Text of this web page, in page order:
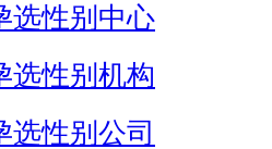
选性别中心
选性别机构
选性别公司